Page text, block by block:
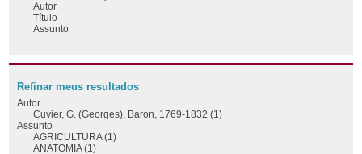
Autor
Título
Assunto
Refinar meus resultados
Autor
Cuvier, G. (Georges), Baron, 1769-1832 (1)
Assunto
AGRICULTURA (1)
ANATOMIA (1)